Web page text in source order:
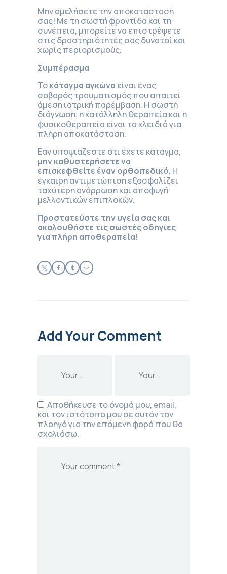
Μην αμελήσετε την αποκατάστασή
σας! Με τη σωστή φροντίδα και τη
συνέπεια, μπορείτε να επιστρέψετε
στις δραστηριότητές σας δυνατοί και
χωρίς περιορισμούς.
Συμπέρασμα
Τοκάταγμα αγκώνα είναι ένας
σοβαρός τραυματισμός που απαιτεί
άμεση ιατρική παρέμβαση. Η σωστή
διάγνωση, η κατάλληλη θεραπεία και η
φυσικοθεραπεία είναι τα κλειδιά για
πλήρη αποκατάσταση.
Εάν υποψιάζεστε ότι έχετε κάταγμα,
μην καθυστερήσετε να
επισκεφθείτε έναν ορθοπεδικό. Η
έγκαιρη αντιμετώπιση εξασφαλίζει
ταχύτερη ανάρρωση και αποφυγή
μελλοντικών επιπλοκών.
Προστατεύστε την υγεία σας και
ακολουθήστε τις σωστές οδηγίες
για πλήρη αποθεραπεία!
Add Your Comment
Αποθήκευσε το όνομά μου, email,
και τον ιστότοπο μου σε αυτόν τον
πλοηγό για την επόμενη φορά που θα
σχολιάσω.